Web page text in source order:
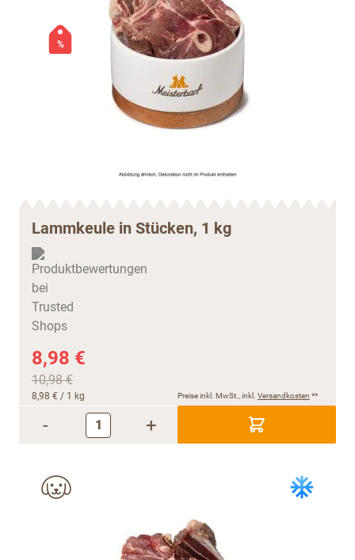
%
Lammkeule in Stücken, 1 kg
8,98 €
10,98 €
8,98 € / 1 kg Preise inkl. MwSt., inkl. Versandkosten **
- +